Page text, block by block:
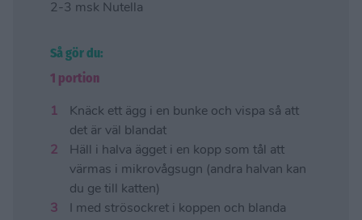
2-3 msk Nutella
Så gör du:
1 portion
Knäck ett ägg i en bunke och vispa så att
det är väl blandat
Häll i halva ägget i en kopp som tål att
värmas i mikrovågsugn (andra halvan kan
du ge till katten)
I med strösockret i koppen och blanda